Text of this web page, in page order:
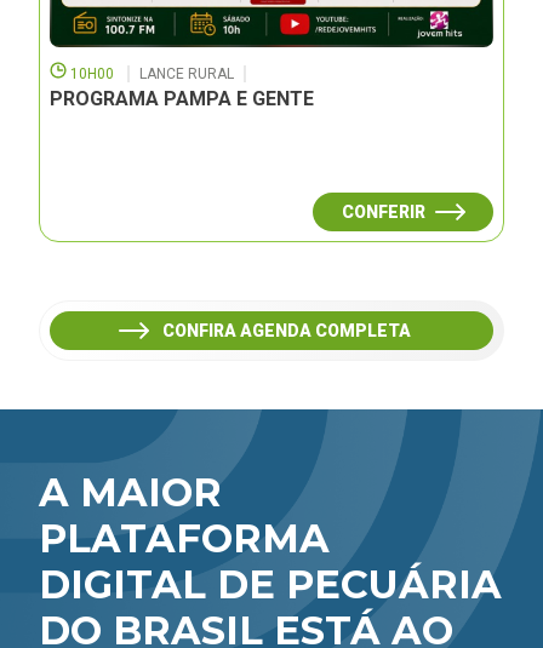
10H00 LANCE RURAL
PROGRAMA PAMPA E GENTE
CONFERIR
CONFIRA AGENDA COMPLETA
A MAIOR
PLATAFORMA
DIGITAL DE PECUÁRIA
DO BRASIL ESTÁ AO